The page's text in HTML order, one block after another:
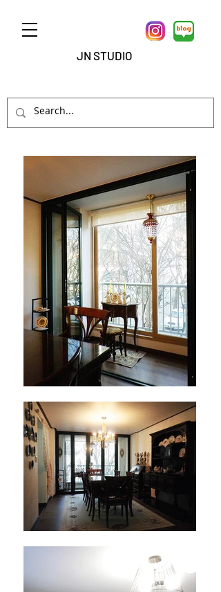
JN STUDIO